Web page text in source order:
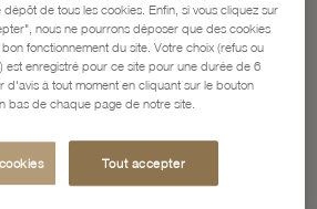
de tous les cookies. Enfin, si vous cliquez sur
nous ne pourrons déposer que des cookies
fonctionnement du site. Votre choix (refus ou
est enregistré pour ce site pour une durée de 6
d'avis à tout moment en cliquant sur le bouton
bas de chaque page de notre site.
Tout accepter